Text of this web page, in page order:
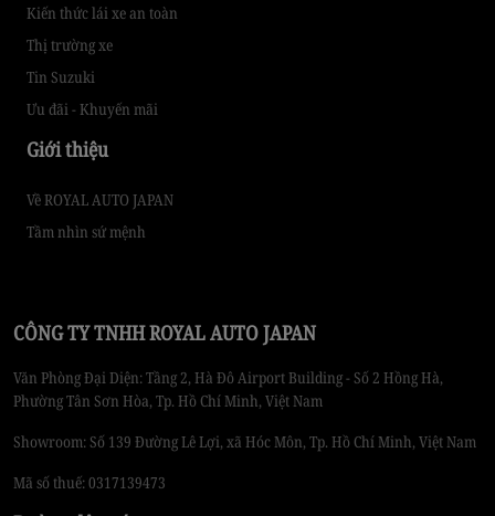
Kiến thức lái xe an toàn
Thị trường xe
Tin Suzuki
Ưu đãi - Khuyến mãi
Giới thiệu
Về ROYAL AUTO JAPAN
Tầm nhìn sứ mệnh
CÔNG TY TNHH ROYAL AUTO JAPAN
Văn Phòng Đại Diện: Tầng 2, Hà Đô Airport Building - Số 2 Hồng Hà,
Phường Tân Sơn Hòa, Tp. Hồ Chí Minh, Việt Nam
Showroom: Số 139 Đường Lê Lợi, xã Hóc Môn, Tp. Hồ Chí Minh, Việt Nam
Mã số thuế: 0317139473